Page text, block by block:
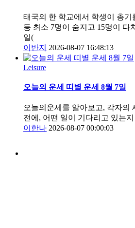
태국의 한 학교에서 학생이 총기
등 최소 7명이 숨지고 15명이 다
일(
이반지
2026-08-07 16:48:13
Leisure
오늘의 운세 띠별 운세 8월 7일
오늘의운세를 알아보고, 각자의
전에, 어떤 일이 기다리고 있는
이한나 2026-08-07 00:00:03